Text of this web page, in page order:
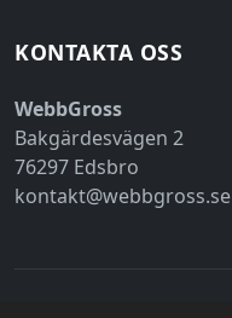
KONTAKTA OSS
WebbGross
Bakgärdesvägen 2
76297 Edsbro
kontakt@webbgross.se